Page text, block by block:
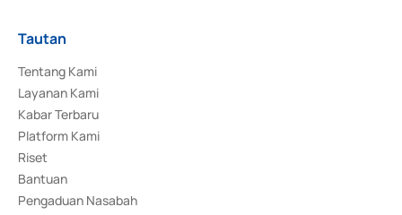
Tautan
Tentang Kami
Layanan Kami
Kabar Terbaru
Platform Kami
Riset
Bantuan
Pengaduan Nasabah